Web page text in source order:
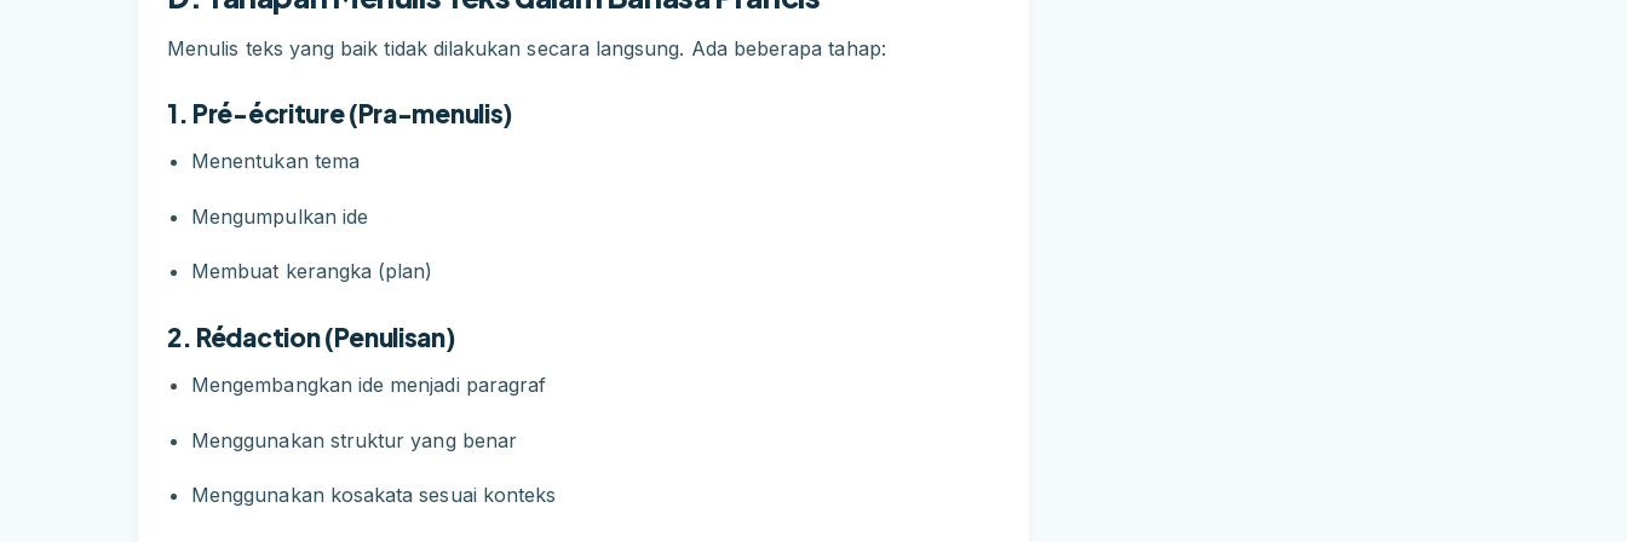
Menulis teks yang baik tidak dilakukan secara langsung. Ada beberapa tahap:
1. Pré-écriture (Pra-menulis)
Menentukan tema
Mengumpulkan ide
Membuat kerangka (plan)
2. Rédaction (Penulisan)
Mengembangkan ide menjadi paragraf
Menggunakan struktur yang benar
Menggunakan kosakata sesuai konteks